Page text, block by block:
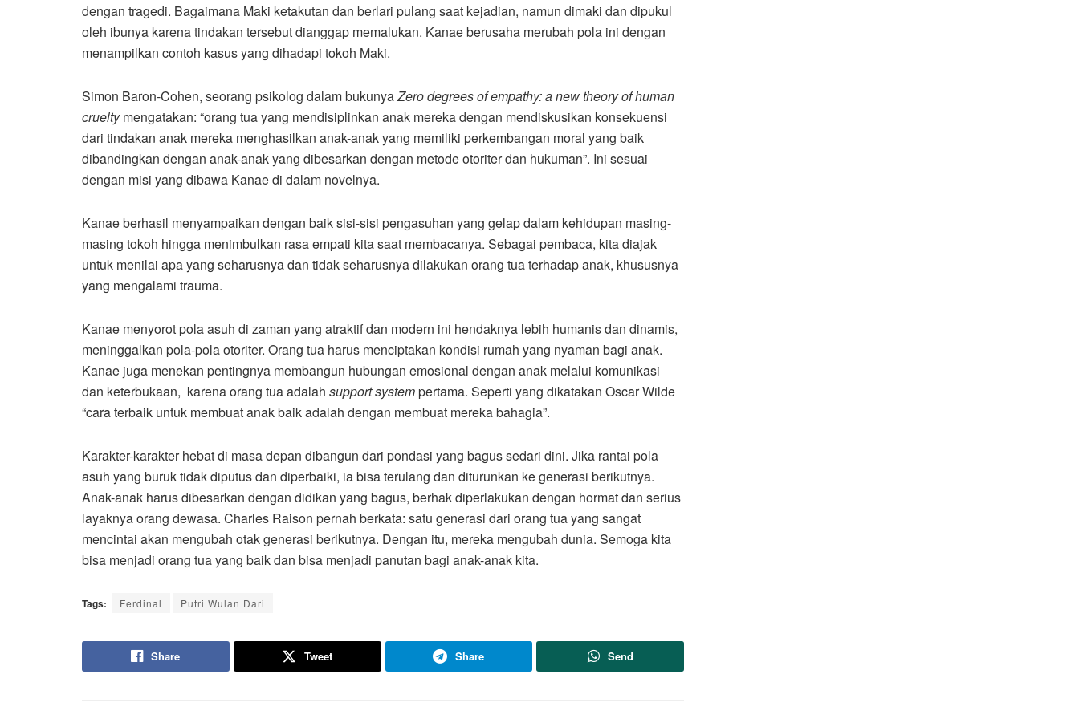
dengan tragedi. Bagaimana Maki ketakutan dan berlari pulang saat kejadian, namun dimaki dan dipukul
oleh ibunya karena tindakan tersebut dianggap memalukan. Kanae berusaha merubah pola ini dengan
menampilkan contoh kasus yang dihadapi tokoh Maki.
Simon Baron-Cohen, seorang psikolog dalam bukunyaZero degrees of empathy: a new theory of human
crueltymengatakan: “orang tua yang mendisiplinkan anak mereka dengan mendiskusikan konsekuensi
dari tindakan anak mereka menghasilkan anak-anak yang memiliki perkembangan moral yang baik
dibandingkan dengan anak-anak yang dibesarkan dengan metode otoriter dan hukuman”. Ini sesuai
dengan misi yang dibawa Kanae di dalam novelnya.
Kanae berhasil menyampaikan dengan baik sisi-sisi pengasuhan yang gelap dalam kehidupan masing-
masing tokoh hingga menimbulkan rasa empati kita saat membacanya. Sebagai pembaca, kita diajak
untuk menilai apa yang seharusnya dan tidak seharusnya dilakukan orang tua terhadap anak, khususnya
yang mengalami trauma.
Kanae menyorot pola asuh di zaman yang atraktif dan modern ini hendaknya lebih humanis dan dinamis,
meninggalkan pola-pola otoriter. Orang tua harus menciptakan kondisi rumah yang nyaman bagi anak.
Kanae juga menekan pentingnya membangun hubungan emosional dengan anak melalui komunikasi
dan keterbukaan, karena orang tua adalah support systempertama. Seperti yang dikatakan Oscar Wilde
“cara terbaik untuk membuat anak baik adalah dengan membuat mereka bahagia”.
Karakter-karakter hebat di masa depan dibangun dari pondasi yang bagus sedari dini. Jika rantai pola
asuh yang buruk tidak diputus dan diperbaiki, ia bisa terulang dan diturunkan ke generasi berikutnya.
Anak-anak harus dibesarkan dengan didikan yang bagus, berhak diperlakukan dengan hormat dan serius
layaknya orang dewasa. Charles Raison pernah berkata: satu generasi dari orang tua yang sangat
mencintai akan mengubah otak generasi berikutnya. Dengan itu, mereka mengubah dunia. Semoga kita
bisa menjadi orang tua yang baik dan bisa menjadi panutan bagi anak-anak kita.
Tags: Ferdinal Putri Wulan Dari
Share Tweet Share Send